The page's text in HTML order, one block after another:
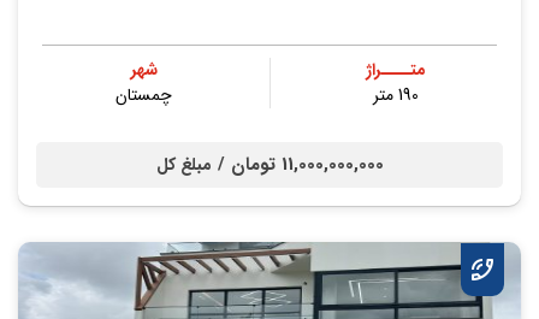
متــــراژ
190 متر
شهر
چمستان
11,000,000,000 تومان / مبلغ کل